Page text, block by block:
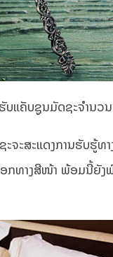
ບແຄັບຊູນມັດຊະຈໍານ
ະສະແດງການຮັບຮູ້ທ
ກທາງສີໜ້າ ພ້ອມນີ້